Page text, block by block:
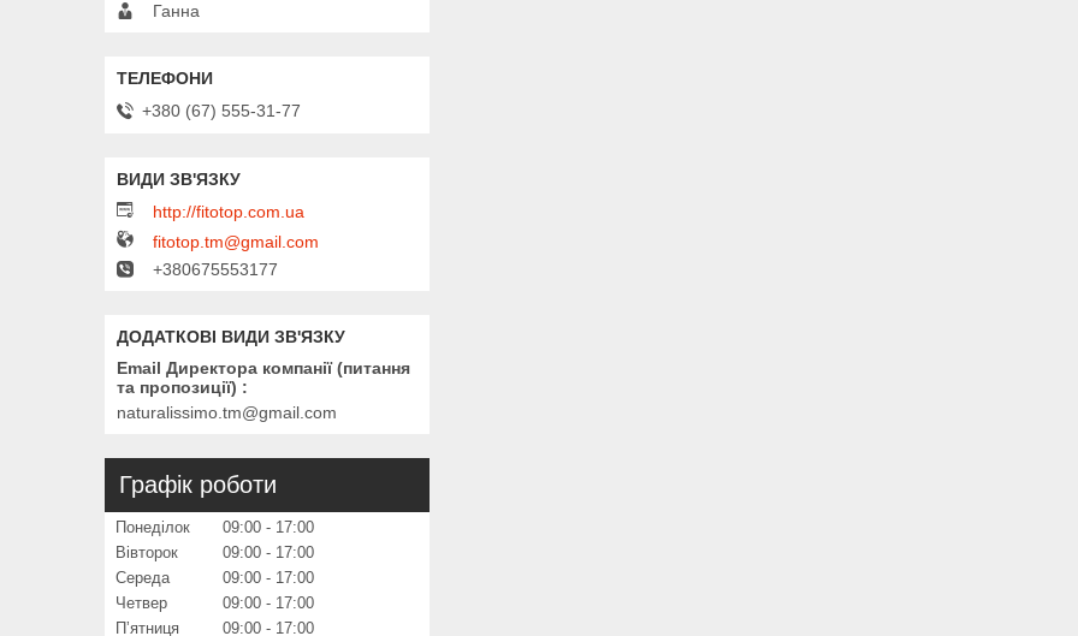
Ганна
+380 (67) 555-31-77
http://fitotop.com.ua
fitotop.tm@gmail.com
+380675553177
Email Директора компанії (питання
та пропозиції)
naturalissimo.tm@gmail.com
Графік роботи
Понеділок 09:00
17:00
Вівторок
09:00
17:00
Середа
09:00
17:00
Четвер
09:00
17:00
Пʼятниця
09:00 17:00